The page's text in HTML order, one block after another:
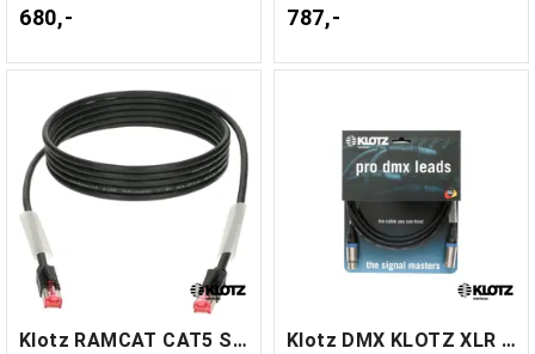
680,- 787,-
Klotz RAMCAT CAT5 S/UTP RJ45/RJ45 Klotz DMX KLOTZ XLR 5p 3 pins wired